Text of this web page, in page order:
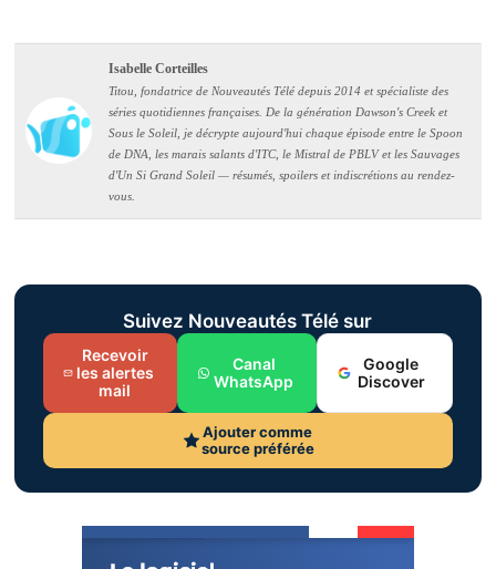
Isabelle Corteilles
Titou, fondatrice de Nouveautés Télé depuis 2014 et spécialiste des
séries quotidiennes françaises. De la génération Dawson's Creek et
Sous le Soleil, je décrypte aujourd'hui chaque épisode entre le Spoon
de DNA, les marais salants d'ITC, le Mistral de PBLV et les Sauvages
d'Un Si Grand Soleil — résumés, spoilers et indiscrétions au rendez-
vous.
Suivez Nouveautés Télé sur
Recevoir
les alertes
mail
Canal
WhatsApp
Google
Discover
Ajouter comme
source préférée